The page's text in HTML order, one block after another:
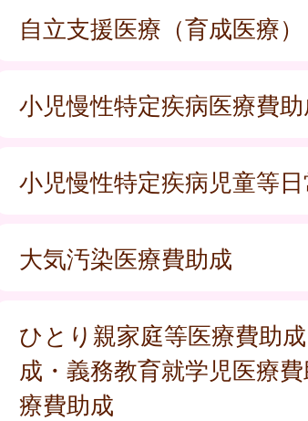
自立支援医療（育成医療）
小児慢性特定疾病医療費
小児慢性特定疾病児童等
大気汚染医療費助成
ひとり親家庭等医療費助
成・義務教育就学児医療
療費助成